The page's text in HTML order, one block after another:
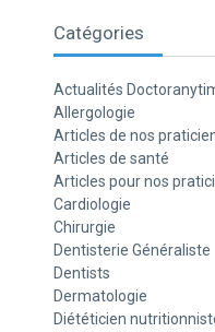
Catégories
Actualités
Allergologie
Articles de nos
Articles de santé
Articles pour nos
Cardiologie
Chirurgie
Dentisterie Généraliste
Dentists
Dermatologie
Diététicien